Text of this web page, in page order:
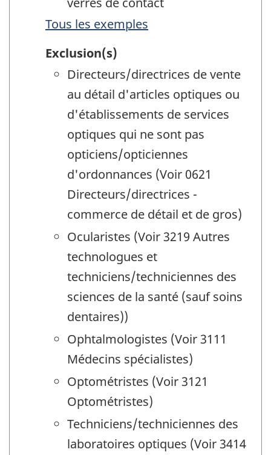
Tous les exemples
Exclusion(s)
Directeurs/directrices de vente
au détail d'articles optiques ou
d'établissements de services
optiques qui ne sont pas
opticiens/opticiennes
d'ordonnances (Voir 0621
Directeurs/directrices -
commerce de détail et de gros)
Ocularistes (Voir 3219 Autres
technologues et
techniciens/techniciennes des
sciences de la santé (sauf soins
dentaires))
Ophtalmologistes (Voir 3111
Médecins spécialistes)
Optométristes (Voir 3121
Optométristes)
Techniciens/techniciennes des
laboratoires optiques (Voir 3414